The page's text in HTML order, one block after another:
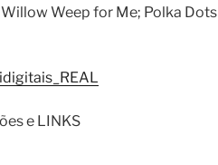
Weep for Me; Polka Dots
e LINKS